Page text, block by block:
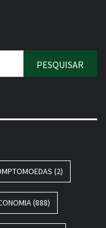
(2)
(888)